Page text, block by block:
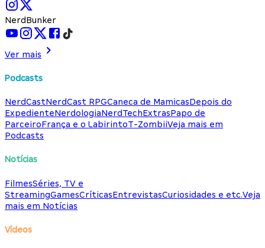
NerdBunker
Ver mais
Podcasts
NerdCastNerdCast RPGCaneca de MamicasDepois do
ExpedienteNerdologiaNerdTechExtrasPapo de
ParceiroFrança e o LabirintoT-ZombiiVeja mais em
Podcasts
Notícias
FilmesSéries, TV e
StreamingGamesCríticasEntrevistasCuriosidades e etc.Veja
mais em Notícias
Vídeos